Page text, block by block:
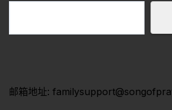
邮箱地址: